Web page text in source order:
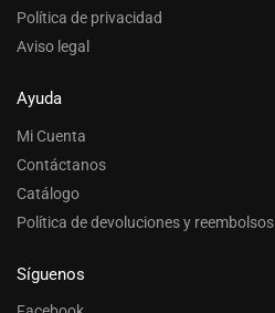
Política de privacidad
Aviso legal
Ayuda
Mi Cuenta
Contáctanos
Catálogo
Política de devoluciones y reembolsos
Síguenos